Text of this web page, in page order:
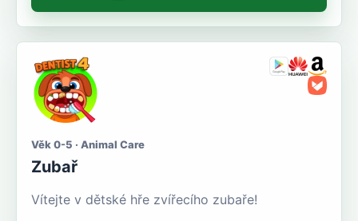
Věk 0-5 · Animal Care
Zubař
Vítejte v dětské hře zvířecího zubaře!